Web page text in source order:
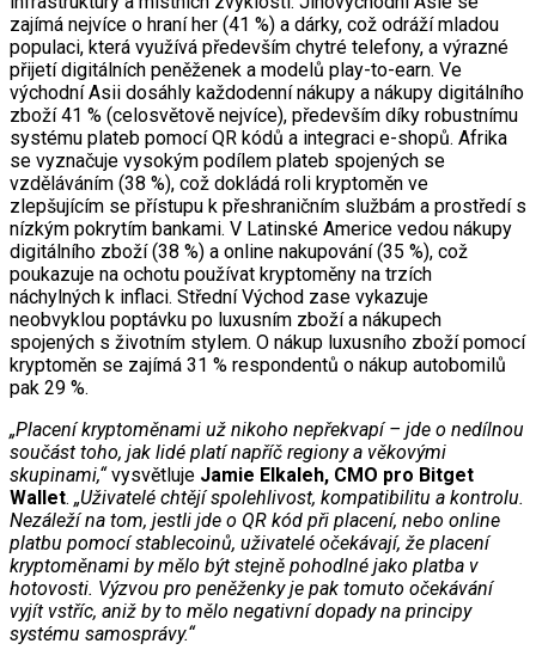
zajímá nejvíce o hraní her (41 %) a dárky, což odráží mladou
populaci, která využívá především chytré telefony, a výrazné
přijetí digitálních peněženek a modelů play-to-earn. Ve
východní Asii dosáhly každodenní nákupy a nákupy digitálního
zboží 41 % (celosvětově nejvíce), především díky robustnímu
systému plateb pomocí QR kódů a integraci e-shopů. Afrika
se vyznačuje vysokým podílem plateb spojených se
vzděláváním (38 %), což dokládá roli kryptoměn ve
zlepšujícím se přístupu k přeshraničním službám a prostředí s
nízkým pokrytím bankami. V Latinské Americe vedou nákupy
digitálního zboží (38 %) a online nakupování (35 %), což
poukazuje na ochotu používat kryptoměny na trzích
náchylných k inflaci. Střední Východ zase vykazuje
neobvyklou poptávku po luxusním zboží a nákupech
spojených s životním stylem. O nákup luxusního zboží pomocí
kryptoměn se zajímá 31 % respondentů o nákup autobomilů
pak 29 %.
„Placení kryptoměnami už nikoho nepřekvapí – jde o nedílnou
součást toho, jak lidé platí napříč regiony a věkovými
skupinami,“vysvětluje Jamie Elkaleh, CMO pro Bitget
Wallet. „Uživatelé chtějí spolehlivost, kompatibilitu a kontrolu.
Nezáleží na tom, jestli jde o QR kód při placení, nebo online
platbu pomocí stablecoinů, uživatelé očekávají, že placení
kryptoměnami by mělo být stejně pohodlné jako platba v
hotovosti. Výzvou pro peněženky je pak tomuto očekávání
vyjít vstříc, aniž by to mělo negativní dopady na principy
systému samosprávy.“